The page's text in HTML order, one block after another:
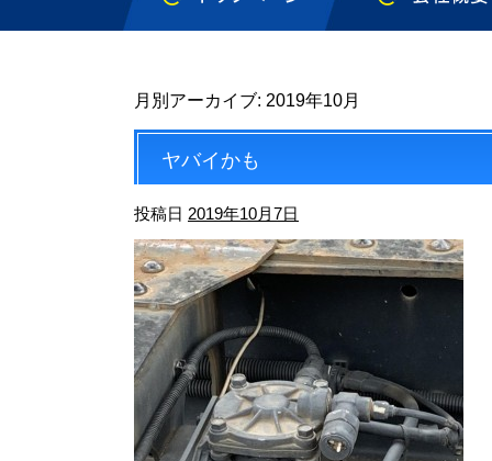
月別アーカイブ: 2019年10月
ヤバイかも
投稿日 2019年10月7日